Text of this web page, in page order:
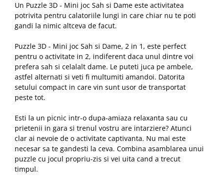
Un Puzzle 3D - Mini joc Sah si Dame este activitatea
potrivita pentru calatoriile lungi in care chiar nu te poti
gandi la nimic altceva de facut.
Puzzle 3D - Mini joc Sah si Dame, 2 in 1, este perfect
pentru o activitate in 2, indiferent daca unul dintre voi
prefera sah si celalalt dame. Le puteti juca pe ambele,
astfel alternati si veti fi multumiti amandoi. Datorita
setului compact in care vin sunt usor de transportat
peste tot.
Esti la un picnic intr-o dupa-amiaza relaxanta sau cu
prietenii in gara si trenul vostru are intarziere? Atunci
clar ai nevoie de o activitate captivanta. Nu mai este
necesar sa te gandesti la ceva. Combina asamblarea unui
puzzle cu jocul propriu-zis si vei uita cand a trecut
timpul.